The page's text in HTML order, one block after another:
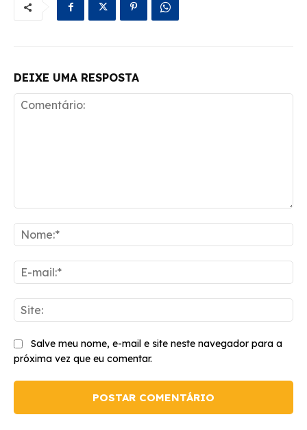
DEIXE UMA RESPOSTA
E-
Salve meu nome, e-mail e site neste navegador para a
próxima vez que eu comentar.